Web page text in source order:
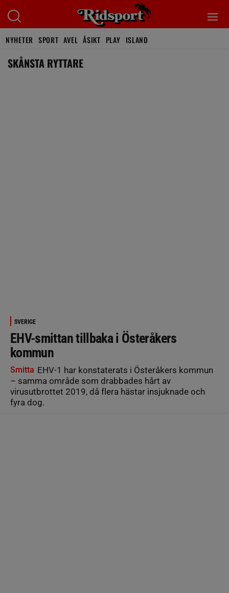
NYHETER SPORT AVEL ÅSIKT PLAY ISLAND
SKÅNSTA RYTTARE
SVERIGE
EHV-smittan tillbaka i Österåkers
kommun
Smitta EHV-1 har konstaterats i Österåkers kommun
– samma område som drabbades hårt av
virusutbrottet 2019, då flera hästar insjuknade och
fyra dog.